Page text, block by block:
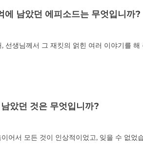
남았던 에피소드는 무엇입니까?
선생님께서 그 재킷의 얽힌 여러 이야기를
았던 것은 무엇입니까?
어서 모든 것이 인상적이었고, 잊을 수 없었